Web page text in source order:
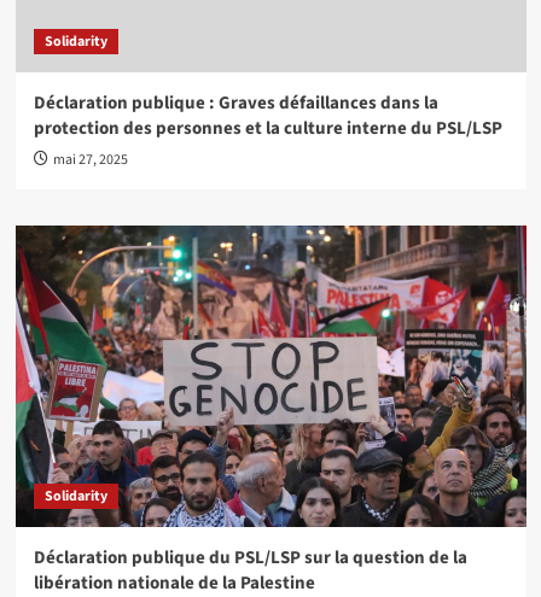
Solidarity
Déclaration publique : Graves défaillances dans la
protection des personnes et la culture interne du PSL/LSP
mai 27, 2025
Solidarity
Déclaration publique du PSL/LSP sur la question de la
libération nationale de la Palestine